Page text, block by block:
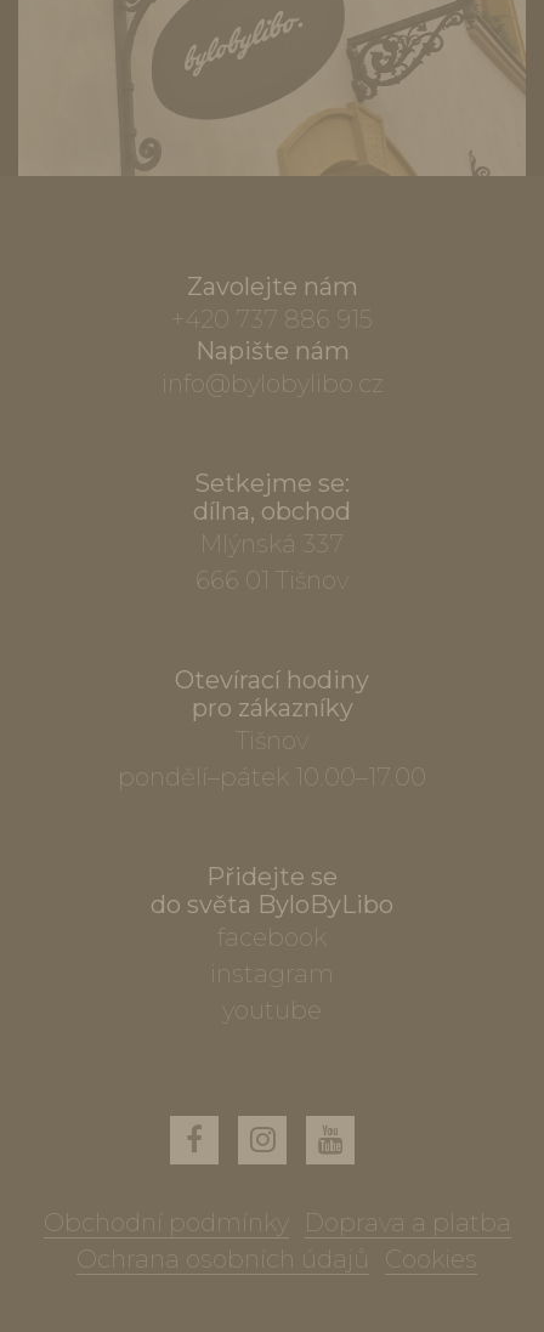
Zavolejte nám
+420 737 886 915
Napište nám
info@bylobylibo.cz
Setkejme se:
dílna, obchod
Mlýnská 337
666 01 Tišnov
Otevírací hodiny
pro zákazníky
Tišnov
pondělí–pátek 10.00–17.00
Přidejte se
do světa ByloByLibo
facebook
instagram
youtube
Obchodní podmínky
Doprava a platba
Ochrana osobních údajů
Cookies